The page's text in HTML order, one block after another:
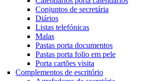
Conjuntos de secretária
Diários
Listas telefónicas
Malas
Pastas porta documentos
Pastas porta folio em pele
Porta cartões visita
Complementos de escritório